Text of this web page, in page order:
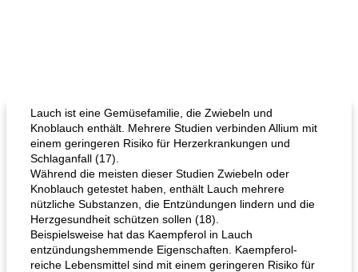
Lauch ist eine Gemüsefamilie, die Zwiebeln und
Knoblauch enthält. Mehrere Studien verbinden Allium mit
einem geringeren Risiko für Herzerkrankungen und
Schlaganfall (17).
Während die meisten dieser Studien Zwiebeln oder
Knoblauch getestet haben, enthält Lauch mehrere
nützliche Substanzen, die Entzündungen lindern und die
Herzgesundheit schützen sollen (18).
Beispielsweise hat das Kaempferol in Lauch
entzündungshemmende Eigenschaften. Kaempferol-
reiche Lebensmittel sind mit einem geringeren Risiko für